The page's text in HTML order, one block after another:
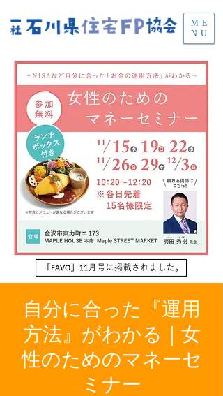
ME
NU
自分に合った『運用
方法』がわかる｜女
性のためのマネーセ
ミナー